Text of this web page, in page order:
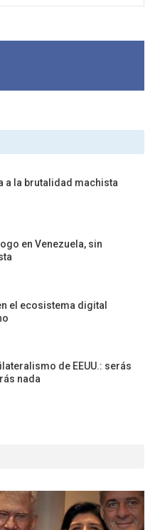
a la brutalidad machista
en Venezuela, sin
el ecosistema digital
de EEUU.: serás
nada